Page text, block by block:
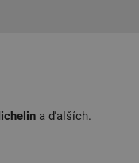
a ďalších.